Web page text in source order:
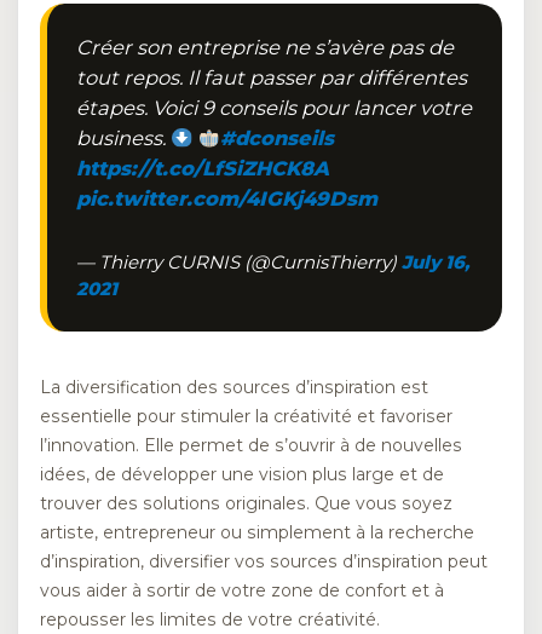
Créer son entreprise ne s’avère pas de
tout repos. Il faut passer par différentes
étapes. Voici 9 conseils pour lancer votre
business.
#dconseils
https://t.co/LfSiZHCK8A
pic.twitter.com/4IGKj49Dsm
— Thierry CURNIS (@CurnisThierry) July 16,
2021
La diversification des sources d’inspiration est
essentielle pour stimuler la créativité et favoriser
l’innovation. Elle permet de s’ouvrir à de nouvelles
idées, de développer une vision plus large et de
trouver des solutions originales. Que vous soyez
artiste, entrepreneur ou simplement à la recherche
d’inspiration, diversifier vos sources d’inspiration peut
vous aider à sortir de votre zone de confort et à
repousser les limites de votre créativité.